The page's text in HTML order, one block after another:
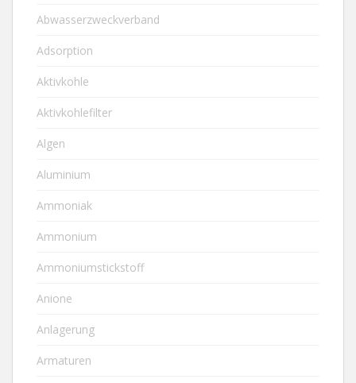
Abwasserzweckverband
Adsorption
Aktivkohle
Aktivkohlefilter
Algen
Aluminium
Ammoniak
Ammonium
Ammoniumstickstoff
Anione
Anlagerung
Armaturen